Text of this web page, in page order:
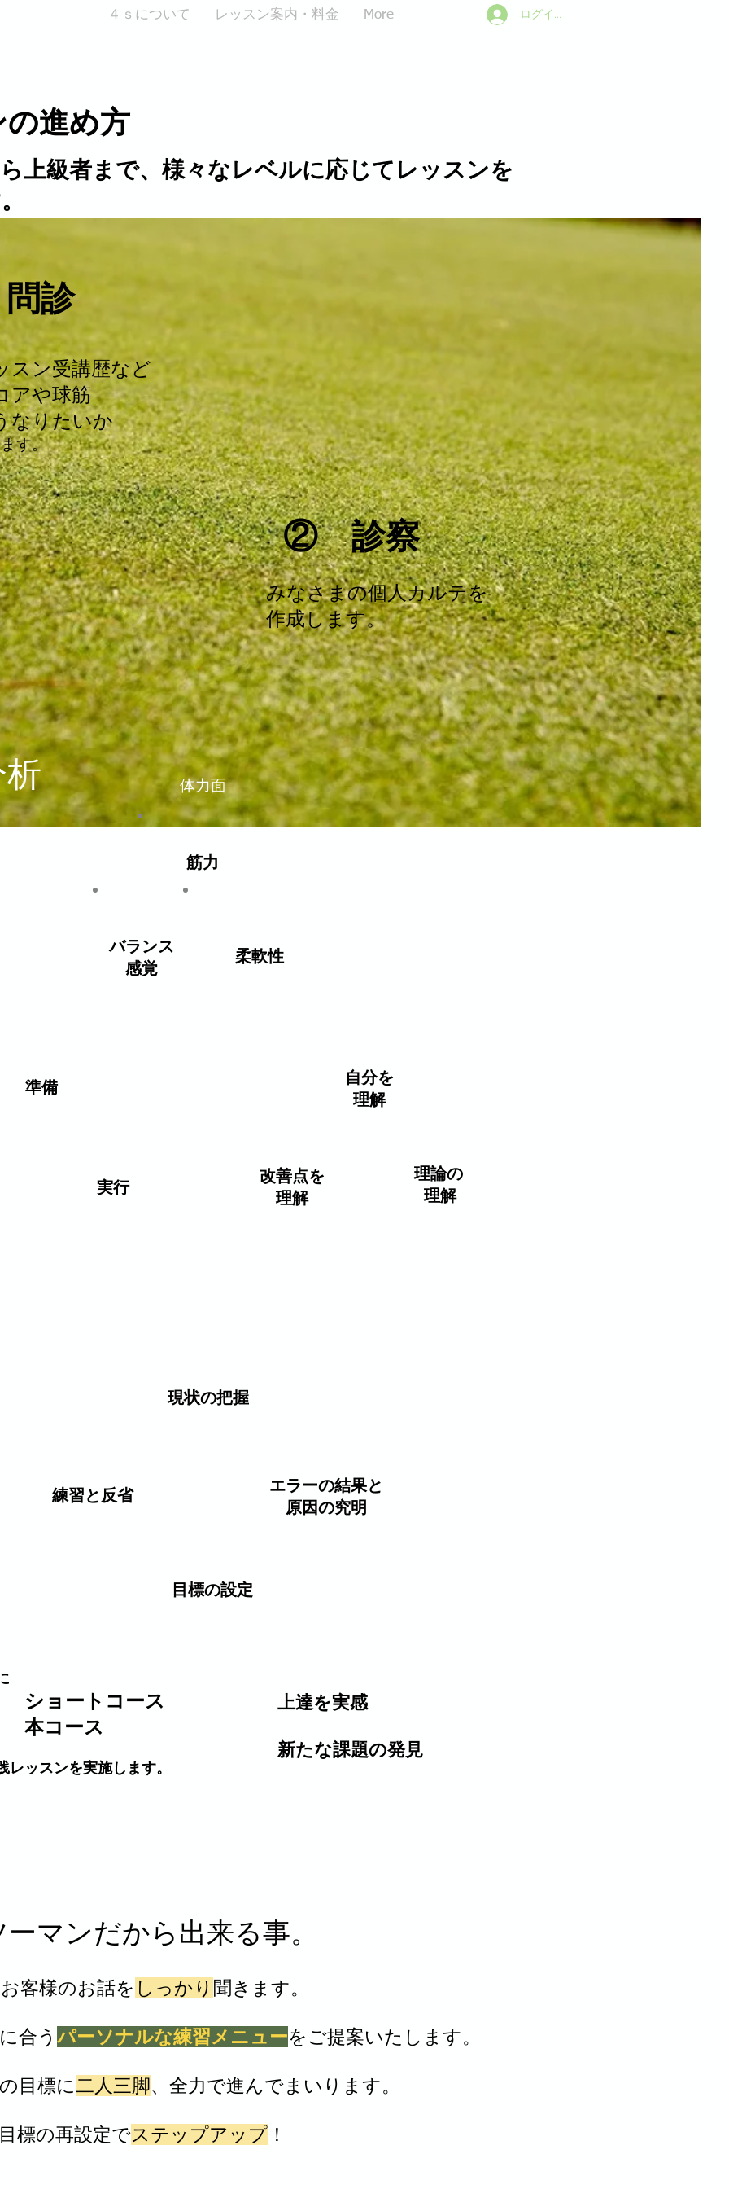
４ｓについて レッスン案内・料金 More ログイン
進め方
上級者まで、様々なレベルに応じてレッスンを
体力面
筋力
​柔軟性
バランス
感覚
​準備
実行
自分を
理解
理論の
​ 理解
改善点を
​理解
診
ン受講歴など
や球筋
りたいか
す。
​みなさまの個人カルテを
作成します。
② 診察
現状の把握
練習と反省
エラーの結果と
原因の究明
目標の設定
ショートコース
本コース
レッスンを実施します。
上達を実感
​新たな課題の発見
マンだから出来る事。
客様のお話を しっかり 聞きます。
合うパーソナルな練習メニューをご提案いたします。
目標に二人三脚、全力で進んでまいります。
標の再設定でステップアップ ！